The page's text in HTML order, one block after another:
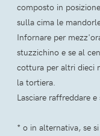
composto in
sulla cima le
Infornare per
stuzzichino e se al
cottura per altri dieci
la tortiera.
Lasciare raffreddare
* o in alternativa, se